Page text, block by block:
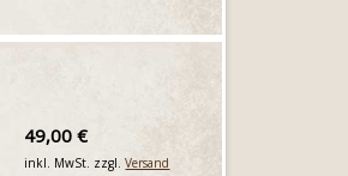
49,00 €
inkl. MwSt. zzgl.Versand